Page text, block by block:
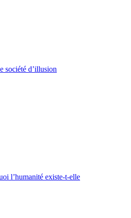
société d’illusion
l’humanité existe-t-elle